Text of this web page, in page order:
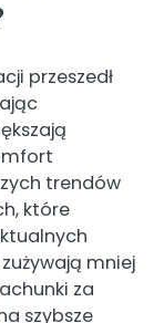
przeszedł
trendów
które
mniej
za
szybsze